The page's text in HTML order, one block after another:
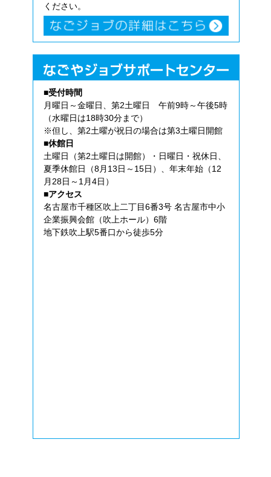
ください。
■受付時間
月曜日～金曜日、第2土曜日 午前9時～午後5時
（水曜日は18時30分まで）
※但し、第2土曜が祝日の場合は第3土曜日開館
■休館日
土曜日（第2土曜日は開館）・日曜日・祝休日、
夏季休館日（8月13日～15日）、年末年始（12
月28日～1月4日）
■アクセス
名古屋市千種区吹上二丁目6番3号 名古屋市中小
企業振興会館（吹上ホール）6階
地下鉄吹上駅5番口から徒歩5分